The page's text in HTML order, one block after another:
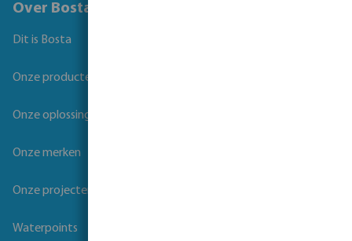
Over Bosta
Dit is Bosta
Onze producten
Onze oplossingen
Onze merken
Onze projecten
Waterpoints